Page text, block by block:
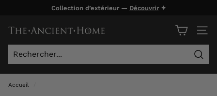
contenu
Collection d’extérieur — Découvrir✦
T
h
e
A
n
Accueil